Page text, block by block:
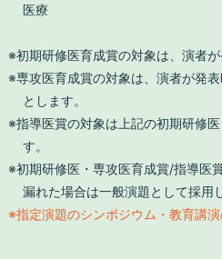
医療
初期研修医育成賞の対象は、演者
専攻医育成賞の対象は、演者が発
とします。
指導医賞の対象は上記の初期研修
す。
初期研修医・専攻医育成賞/指導医
漏れた場合は一般演題として採用
指定演題のシンポジウム・教育講